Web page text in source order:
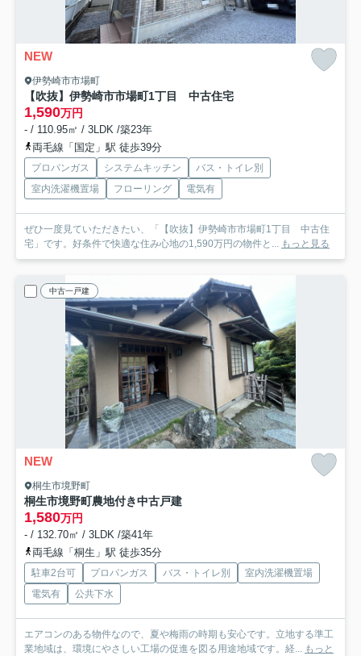
NEW
伊勢崎市市場町
【吹抜】伊勢崎市市場町1丁目 中古住宅
1,590万円
- / 110.95㎡ / 3LDK /築23年
両毛線「国定」駅 徒歩39分
プロパンガス システムキッチン
バス・トイレ別
室内洗濯機置場
フローリング 電気有
ぜひ一度見ていただきたい、「【吹抜】伊勢崎市市場町1丁目 中古住
宅」です。好条件で快適な住み心地の1,590万円の物件と... もっと見る
中古一戸建
NEW
桐生市境野町
桐生市境野町農地付き中古戸建
1,580万円
- / 132.70㎡ / 3LDK /築41年
両毛線「桐生」駅 徒歩35分
駐車2台可 プロパンガス バス・トイレ別
室内洗濯機置場
電気有
公共下水
エアコンのある物件なので、夏や梅雨の時期も安心です。立地する準工
業地域は、環境にやさしい工場の促進を図る用途地域です。経... もっと